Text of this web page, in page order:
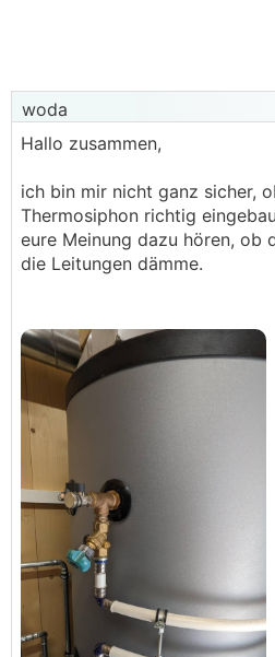
woda
Hallo zusammen,
ich bin mir nicht ganz sicher,
Thermosiphon richtig
eure Meinung dazu hören, ob
die Leitungen dämme.